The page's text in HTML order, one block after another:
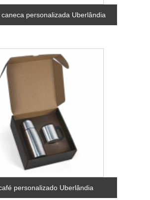
caneca personalizada Uberlândia
personalizado Uberlândia